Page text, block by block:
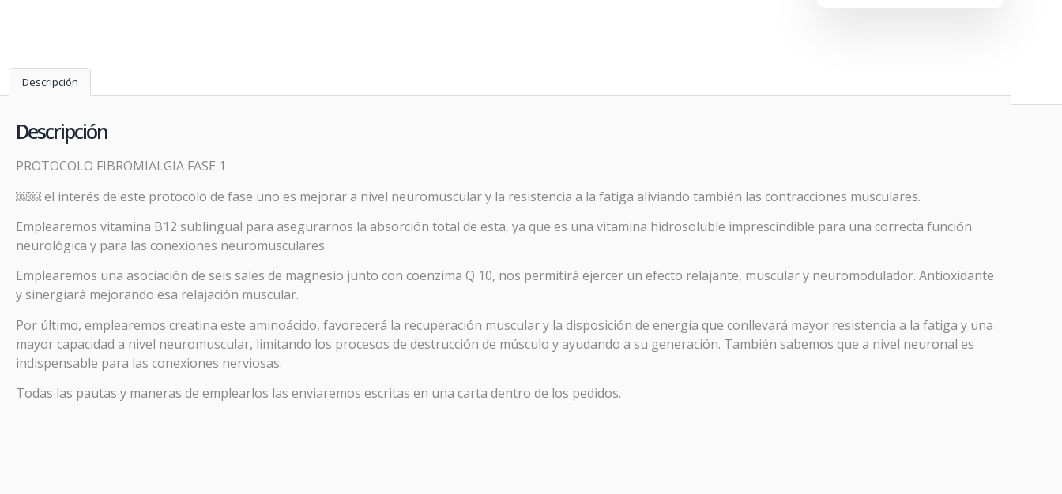
Descripción
Descripción
PROTOCOLO FIBROMIALGIA FASE 1
￼￼ el interés de este protocolo de fase uno es mejorar a nivel neuromuscular y la resistencia a la fatiga aliviando también las contracciones musculares.
Emplearemos vitamina B12 sublingual para asegurarnos la absorción total de esta, ya que es una vitamina hidrosoluble imprescindible para una correcta función
neurológica y para las conexiones neuromusculares.
Emplearemos una asociación de seis sales de magnesio junto con coenzima Q 10, nos permitirá ejercer un efecto relajante, muscular y neuromodulador. Antioxidante
y sinergiará mejorando esa relajación muscular.
Por último, emplearemos creatina este aminoácido, favorecerá la recuperación muscular y la disposición de energía que conllevará mayor resistencia a la fatiga y una
mayor capacidad a nivel neuromuscular, limitando los procesos de destrucción de músculo y ayudando a su generación. También sabemos que a nivel neuronal es
indispensable para las conexiones nerviosas.
Todas las pautas y maneras de emplearlos las enviaremos escritas en una carta dentro de los pedidos.
Promo
PROTOCOLO RESACA
En Farmacia Galdeano hemos creado este protocolo para prevenir y